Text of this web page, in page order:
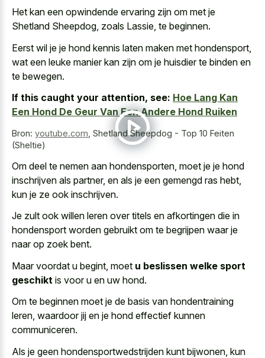
Het kan een opwindende ervaring zijn om met je
Shetland Sheepdog, zoals Lassie, te beginnen.
Eerst wil je je hond kennis laten maken met hondensport,
wat een leuke manier kan zijn om je huisdier te binden en
te bewegen.
If this caught your attention, see: Hoe Lang Kan
Een Hond De Geur Van Een Andere Hond Ruiken
Bron: youtube.com Shetland Sheepdog - Top 10 Feiten
(Sheltie)
Om deel te nemen aan hondensporten, moet je je hond
inschrijven als partner, en als je een gemengd ras hebt,
kun je ze ook inschrijven.
Je zult ook willen leren over titels en afkortingen die in
hondensport worden gebruikt om te begrijpen waar je
naar op zoek bent.
Maar voordat u begint, moet u beslissen welke sport
geschikt is voor u en uw hond.
Om te beginnen moet je de basis van hondentraining
leren, waardoor jij en je hond effectief kunnen
communiceren.
Als je geen hondensportwedstrijden kunt bijwonen, kun